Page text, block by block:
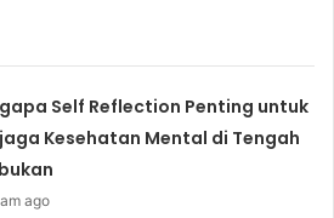
Self Reflection Penting untuk
Kesehatan Mental di Tengah
ago